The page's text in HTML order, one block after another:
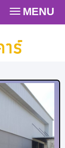
Toggle
MENU